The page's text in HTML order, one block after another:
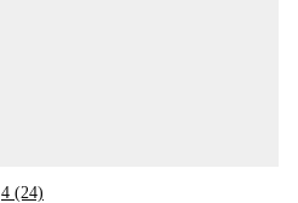
4 (24)